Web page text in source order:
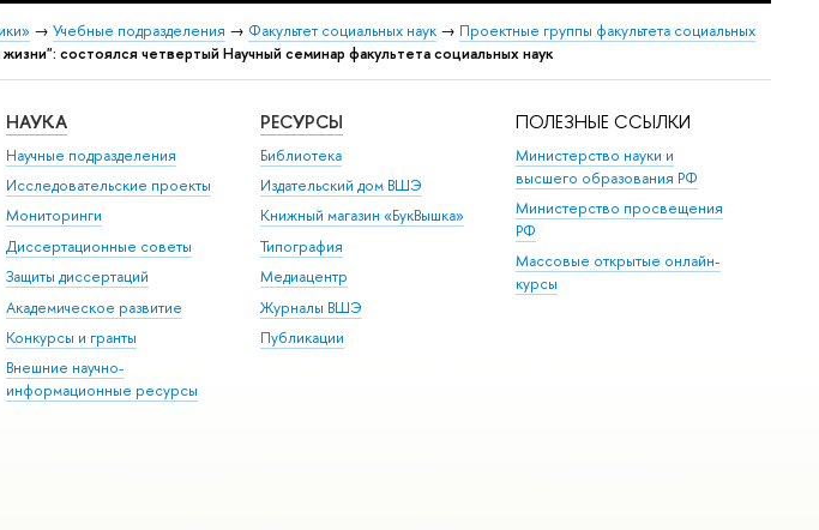
→ Учебные подразделения → Факультет социальных наук → Проектные группы факультета социальных
состоялся четвертый Научный семинар факультета социальных наук
НАУКА
Научные подразделения
Исследовательские проекты
Мониторинги
Диссертационные советы
Защиты диссертаций
Академическое развитие
Конкурсы и гранты
Внешние научно-
информационные ресурсы
РЕСУРСЫ
Библиотека
Издательский дом ВШЭ
Книжный магазин «БукВышка»
Типография
Медиацентр
Журналы ВШЭ
Публикации
ПОЛЕЗНЫЕ ССЫЛКИ
Министерство науки и
высшего образования РФ
Министерство просвещения
РФ
Массовые открытые онлайн-
курсы